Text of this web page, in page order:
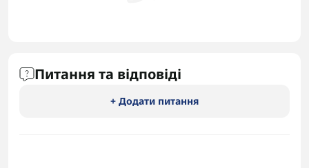
Питання та відповіді
+ Додати питання